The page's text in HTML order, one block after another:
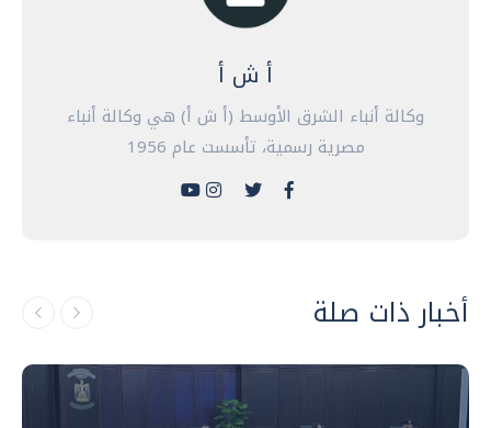
أ ش أ
وكالة أنباء الشرق الأوسط (أ ش أ) هي وكالة أنباء
مصرية رسمية، تأسست عام 1956
أخبار ذات صلة